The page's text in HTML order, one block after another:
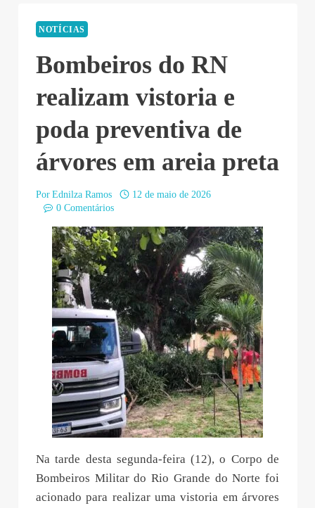
NOTÍCIAS
Bombeiros do RN
realizam vistoria e
poda preventiva de
árvores em areia preta
Por Ednilza Ramos
12 de maio de 2026
0 Comentários
Na tarde desta segunda-feira (12), o Corpo de
Bombeiros Militar do Rio Grande do Norte foi
acionado para realizar uma vistoria em árvores